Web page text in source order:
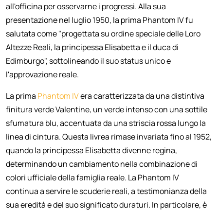
all'officina per osservarne i progressi. Alla sua
presentazione nel luglio 1950, la prima Phantom IV fu
salutata come "progettata su ordine speciale delle Loro
Altezze Reali, la principessa Elisabetta e il duca di
Edimburgo", sottolineando il suo status unico e
l'approvazione reale.
La prima Phantom IVera caratterizzata da una distintiva
finitura verde Valentine, un verde intenso con una sottile
sfumatura blu, accentuata da una striscia rossa lungo la
linea di cintura. Questa livrea rimase invariata fino al 1952,
quando la principessa Elisabetta divenne regina,
determinando un cambiamento nella combinazione di
colori ufficiale della famiglia reale. La Phantom IV
continua a servire le scuderie reali, a testimonianza della
sua eredità e del suo significato duraturi. In particolare, è